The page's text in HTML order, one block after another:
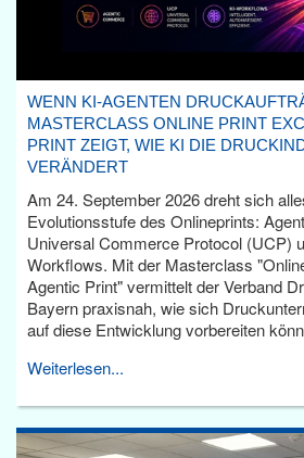
WENN KI-AGENTEN
MASTERCLASS ONLINE PRINT
PRINT ZEIGT, WIE KI DIE
VERÄNDERT
Am 24. September 2026 dreht sich
Evolutionsstufe des Onlineprints:
Universal Commerce Protocol (UCP)
Workflows. Mit der Masterclass
Agentic Print" vermittelt der Verband
Bayern praxisnah, wie sich
auf diese Entwicklung vorbereiten
Weiterlesen...